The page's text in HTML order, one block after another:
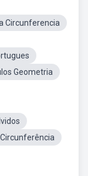
Circunferencia
Geometria